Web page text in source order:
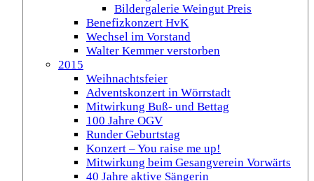
Bildergalerie Weingut Preis
Benefizkonzert HvK
Wechsel im Vorstand
Walter Kemmer verstorben
2015
Weihnachtsfeier
Adventskonzert in Wörrstadt
Mitwirkung Buß- und Bettag
100 Jahre OGV
Runder Geburtstag
Konzert – You raise me up!
Mitwirkung beim Gesangverein Vorwärts
40 Jahre aktive Sängerin